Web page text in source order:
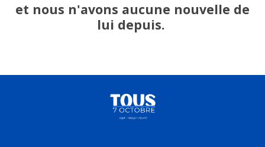
et nous n'avons aucune nouvelle de
lui depuis.